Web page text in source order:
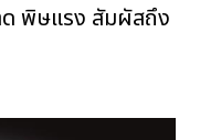
ด พิษแรง สัมผัสถึง